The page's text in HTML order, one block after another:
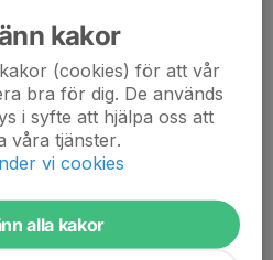
cupen är 1,5h innan första
annonserat).
6e/7e samt 13e/14e
kakor
(cookies) för att vår
bra för dig. De används
i syfte att hjälpa oss att
våra tjänster.
vi cookies
alla kakor